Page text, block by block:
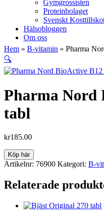
Gymgrossisten
Proteinbolaget
Svenskt
Hälsobloggen
Om oss
Hem » B-vitamin » Pharma
🔍
Pharma Nord
tabl
kr185.00
Köp här
Artikelnr: 76900 Kategori: B-
Relaterade